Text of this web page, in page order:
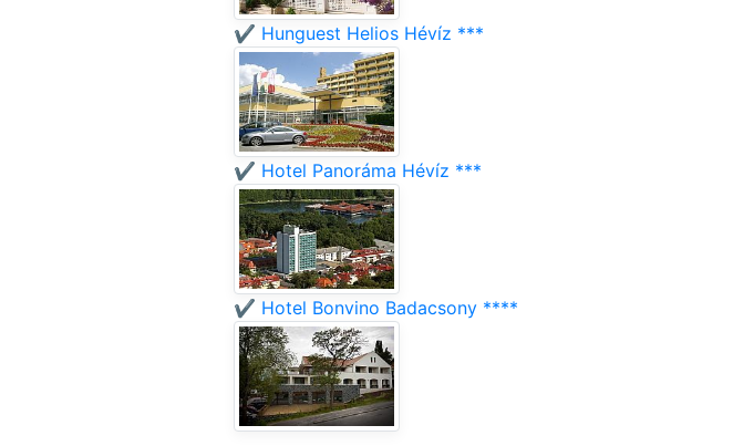
✔️ Hunguest Helios Hévíz ***
✔️ Hotel Panoráma Hévíz ***
✔️ Hotel Bonvino Badacsony ****